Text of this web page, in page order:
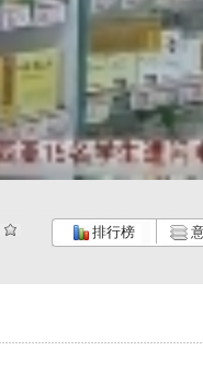
排行榜